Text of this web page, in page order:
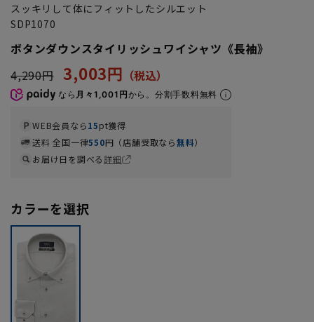
スッキリして体にフィットしたシルエット
SDP1070
ボタンダウンスタイリッシュワイシャツ《長袖》
4,290円 3,003円
なら 月々1,001円から。分割手数料無料
WEB会員なら15pt獲得
送料 全国一律550円（店舗受取なら無料）
お届け日を調べる詳細
カラーを選択